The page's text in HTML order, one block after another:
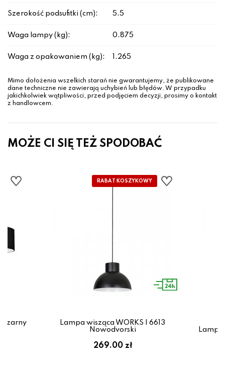
Szerokość podsufitki (cm): 5.5
Waga lampy (kg): 0.875
Waga z opakowaniem (kg): 1.265
Mimo dołożenia wszelkich starań nie gwarantujemy, że publikowane
dane techniczne nie zawierają uchybień lub błędów. W przypadku
jakichkolwiek wątpliwości, przed podjęciem decyzji, prosimy o kontakt
z handlowcem.
MOŻE CI SIĘ TEŻ SPODOBAĆ
czarny
Lampa wisząca WORKS I 6613
Nowodvorski
269.00 zł